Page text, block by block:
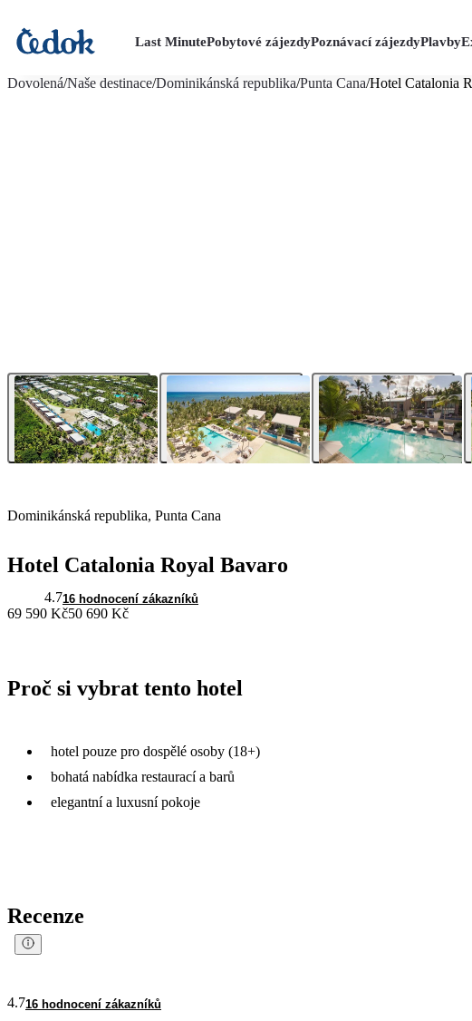
Last MinutePobytové zájezdyPoznávací zájezdyPlavby
Dovolená/Naše destinace/Dominikánská republika/Punta Cana/Hotel Catalonia
Dominikánská republika, Punta Cana
Hotel Catalonia Royal Bavaro
4.716 hodnocení zákazníků
69 590 Kč50 690 Kč
Proč si vybrat tento hotel
hotel pouze pro dospělé osoby (18+)
bohatá nabídka restaurací a barů
elegantní a luxusní pokoje
Recenze
4.716 hodnocení zákazníků